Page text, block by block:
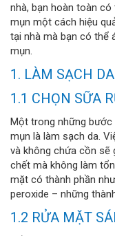
nhà, bạn hoàn toàn
mụn một cách hiệu
tại nhà mà bạn có thể
mụn.
1. LÀM SẠCH
1.1 CHỌN SỮA
Một trong những
mụn là làm sạch da.
và không chứa cồn sẽ
chết mà không làm
mặt có thành phần
peroxide – những
1.2 RỬA MẶT